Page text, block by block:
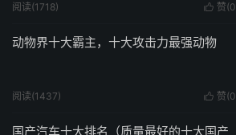
 赞(0
阅读(1718)
动物界十大霸主，十大攻击力最强动物
 赞(0
阅读(1437)
国产汽车十大排名（质量最好的十大国产